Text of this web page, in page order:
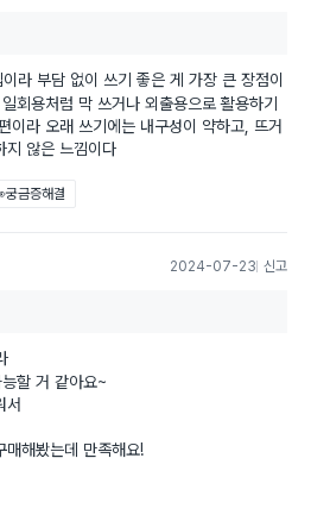
라 부담 없이 쓰기 좋은 게 가장 큰 장점이
회용처럼 막 쓰거나 외출용으로 활용하기
이라 오래 쓰기에는 내구성이 약하고, 뜨거
지 않은 느낌이다
궁금증해결
2024-07-23 신고
할 거 같아요~
서
매해봤는데 만족해요!